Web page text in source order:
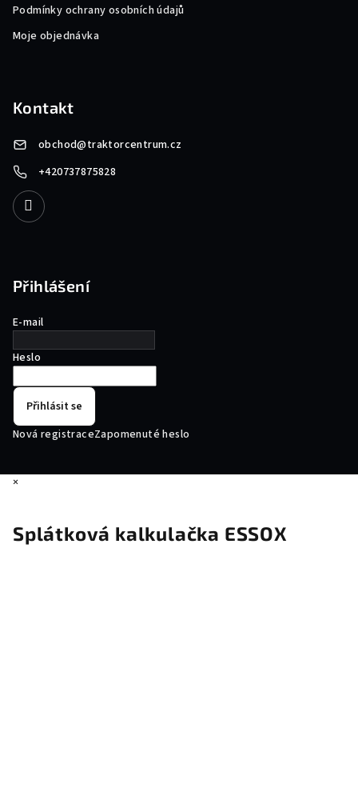
Podmínky ochrany osobních údajů
Moje objednávka
Kontakt
obchod@traktorcentrum.cz
+420737875828
Přihlášení
E-mail
Heslo
Přihlásit se
Nová registraceZapomenuté heslo
×
Splátková kalkulačka ESSOX